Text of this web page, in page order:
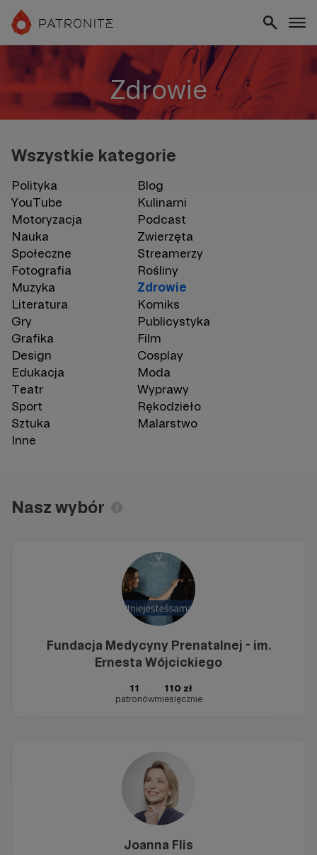
Zdrowie
Wszystkie kategorie
Polityka
Blog
YouTube
Kulinarni
Motoryzacja
Podcast
Nauka
Zwierzęta
Społeczne
Streamerzy
Fotografia
Rośliny
Muzyka
Zdrowie
Literatura
Komiks
Gry
Publicystyka
Grafika
Film
Design
Cosplay
Edukacja
Moda
Teatr
Wyprawy
Sport
Rękodzieło
Sztuka
Malarstwo
Inne
Nasz wybór
Fundacja Medycyny Prenatalnej - im.
Ernesta Wójcickiego
11
patronów
110 zł
miesięcznie
Joanna Flis